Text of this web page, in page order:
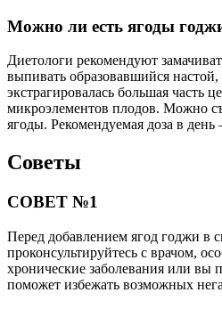
Можно ли есть ягоды
Диетологи рекомендуют
выпивать образовавшийся
экстрагировалась большая часть
микроэлементов плодов. Можно
ягоды. Рекомендуемая доза в
Советы
СОВЕТ №1
Перед добавлением ягод годжи в
проконсультируйтесь с врачом,
хронические заболевания или вы
поможет избежать возможных